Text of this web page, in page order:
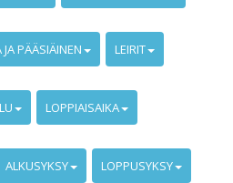
PÄÄSIÄINEN LEIRIT
LOPPIAISAIKA
ALKUSYKSY LOPPUSYKSY